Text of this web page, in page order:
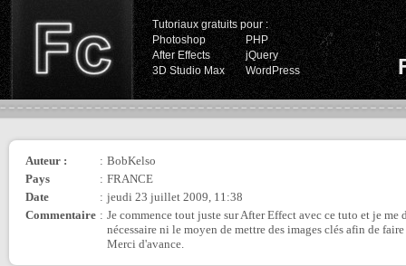
Tutoriaux gratuits pour :
Photoshop
PHP
After Effects
jQuery
3D Studio Max
WordPress
Auteur : : BobKelso
Pays
: FRANCE
Date
: jeudi 23 juillet 2009, 11:38
Commentaire : Je commence tout juste sur After Effect avec ce tuto et je
nécessaire ni le moyen de mettre des images clés afin de
Merci d'avance.